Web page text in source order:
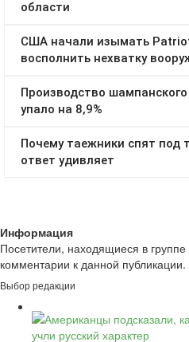
Информация
Посетители, находящиеся в группе
комментарии к данной публикации.
Выбор редакции